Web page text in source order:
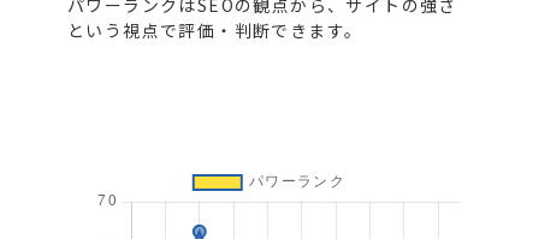
パワーランクはSEOの観点から、サイトの強さ
という視点で評価・判断できます。